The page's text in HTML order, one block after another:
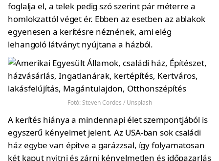
foglalja el, a telek pedig szó szerint pár méterre a
homlokzattól véget ér. Ebben az esetben az ablakok
egyenesen a kerítésre néznének, ami elég
lehangoló látványt nyújtana a házból.
Fotó: Steven Cordes / Unsplash
A kerítés hiánya a mindennapi élet szempontjából is
egyszerű kényelmet jelent. Az USA-ban sok családi
ház egybe van építve a garázzsal, így folyamatosan
két kaput nyitni és zárni kényelmetlen és időpazarlás